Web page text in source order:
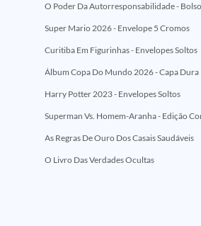
O Poder Da Autorresponsabilidade - Bolso
Super Mario 2026 - Envelope 5 Cromos
Curitiba Em Figurinhas - Envelopes Soltos
Álbum Copa Do Mundo 2026 - Capa Dura
Harry Potter 2023 - Envelopes Soltos
As Regras De Ouro Dos Casais Saudáveis
O Livro Das Verdades Ocultas